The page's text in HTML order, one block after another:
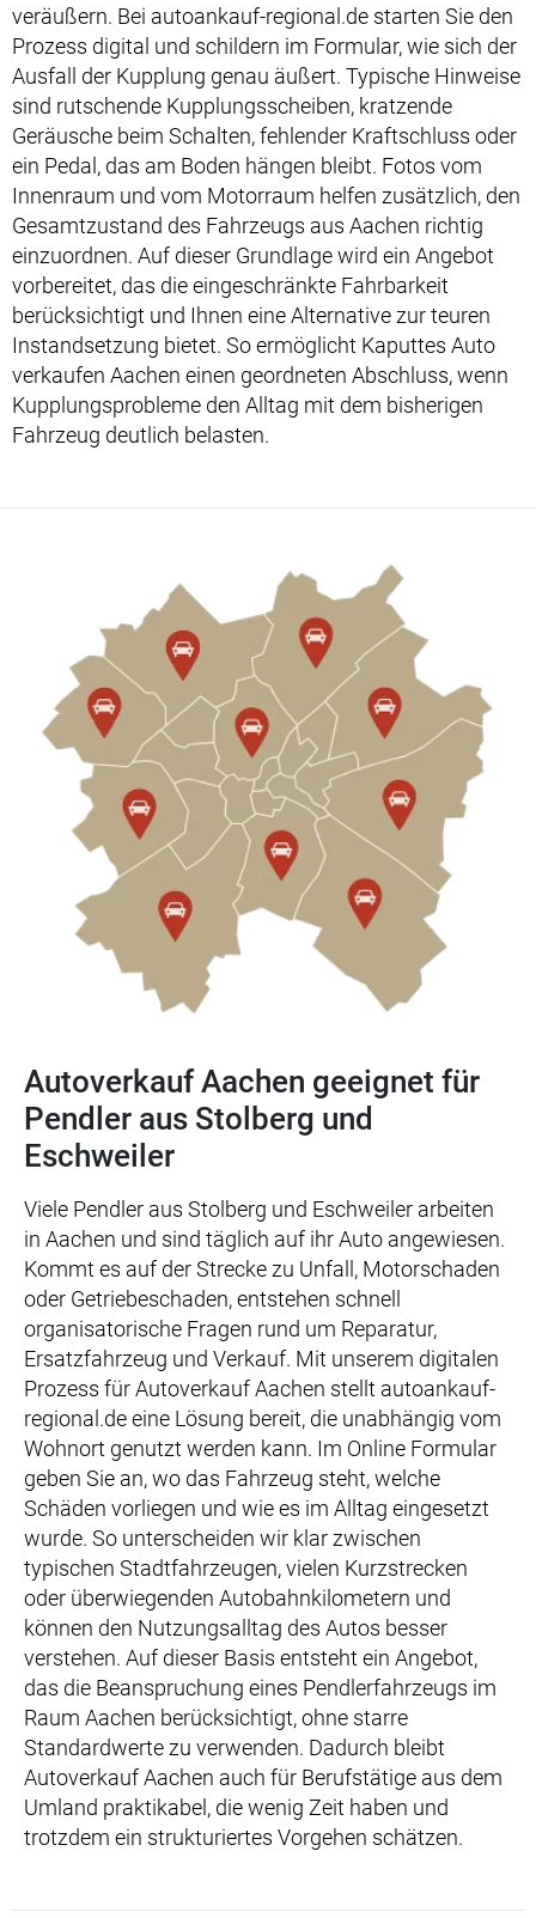
veräußern. Bei autoankauf-regional.de starten Sie den
Prozess digital und schildern im Formular, wie sich der
Ausfall der Kupplung genau äußert. Typische Hinweise
sind rutschende Kupplungsscheiben, kratzende
Geräusche beim Schalten, fehlender Kraftschluss oder
ein Pedal, das am Boden hängen bleibt. Fotos vom
Innenraum und vom Motorraum helfen zusätzlich, den
Gesamtzustand des Fahrzeugs aus Aachen richtig
einzuordnen. Auf dieser Grundlage wird ein Angebot
vorbereitet, das die eingeschränkte Fahrbarkeit
berücksichtigt und Ihnen eine Alternative zur teuren
Instandsetzung bietet. So ermöglicht Kaputtes Auto
verkaufen Aachen einen geordneten Abschluss, wenn
Kupplungsprobleme den Alltag mit dem bisherigen
Fahrzeug deutlich belasten.
Autoverkauf Aachen geeignet für
Pendler aus Stolberg und
Eschweiler
Viele Pendler aus Stolberg und Eschweiler arbeiten
in Aachen und sind täglich auf ihr Auto angewiesen.
Kommt es auf der Strecke zu Unfall, Motorschaden
oder Getriebeschaden, entstehen schnell
organisatorische Fragen rund um Reparatur,
Ersatzfahrzeug und Verkauf. Mit unserem digitalen
Prozess für Autoverkauf Aachen stellt autoankauf-
regional.de eine Lösung bereit, die unabhängig vom
Wohnort genutzt werden kann. Im Online Formular
geben Sie an, wo das Fahrzeug steht, welche
Schäden vorliegen und wie es im Alltag eingesetzt
wurde. So unterscheiden wir klar zwischen
typischen Stadtfahrzeugen, vielen Kurzstrecken
oder überwiegenden Autobahnkilometern und
können den Nutzungsalltag des Autos besser
verstehen. Auf dieser Basis entsteht ein Angebot,
das die Beanspruchung eines Pendlerfahrzeugs im
Raum Aachen berücksichtigt, ohne starre
Standardwerte zu verwenden. Dadurch bleibt
Autoverkauf Aachen auch für Berufstätige aus dem
Umland praktikabel, die wenig Zeit haben und
trotzdem ein strukturiertes Vorgehen schätzen.